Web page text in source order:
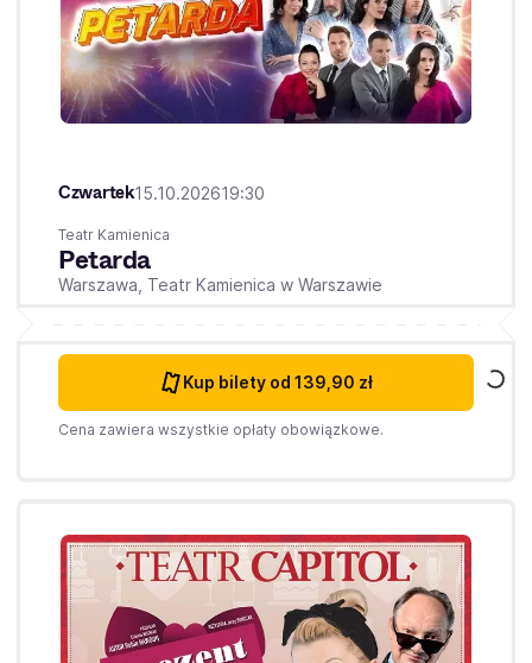
Czwartek15.10.202619:30
Teatr Kamienica
Petarda
Warszawa, Teatr Kamienica w Warszawie
Kup bilety od 139,90 zł
Cena zawiera wszystkie opłaty obowiązkowe.